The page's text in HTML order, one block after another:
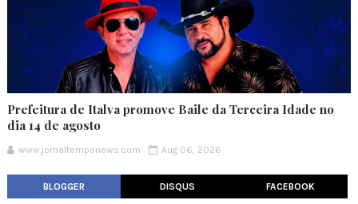
Prefeitura de Italva promove Baile da Terceira Idade no
dia 14 de agosto
www.jornaltemponews.com Aug 06, 2026
BLOGGER DISQUS FACEBOOK